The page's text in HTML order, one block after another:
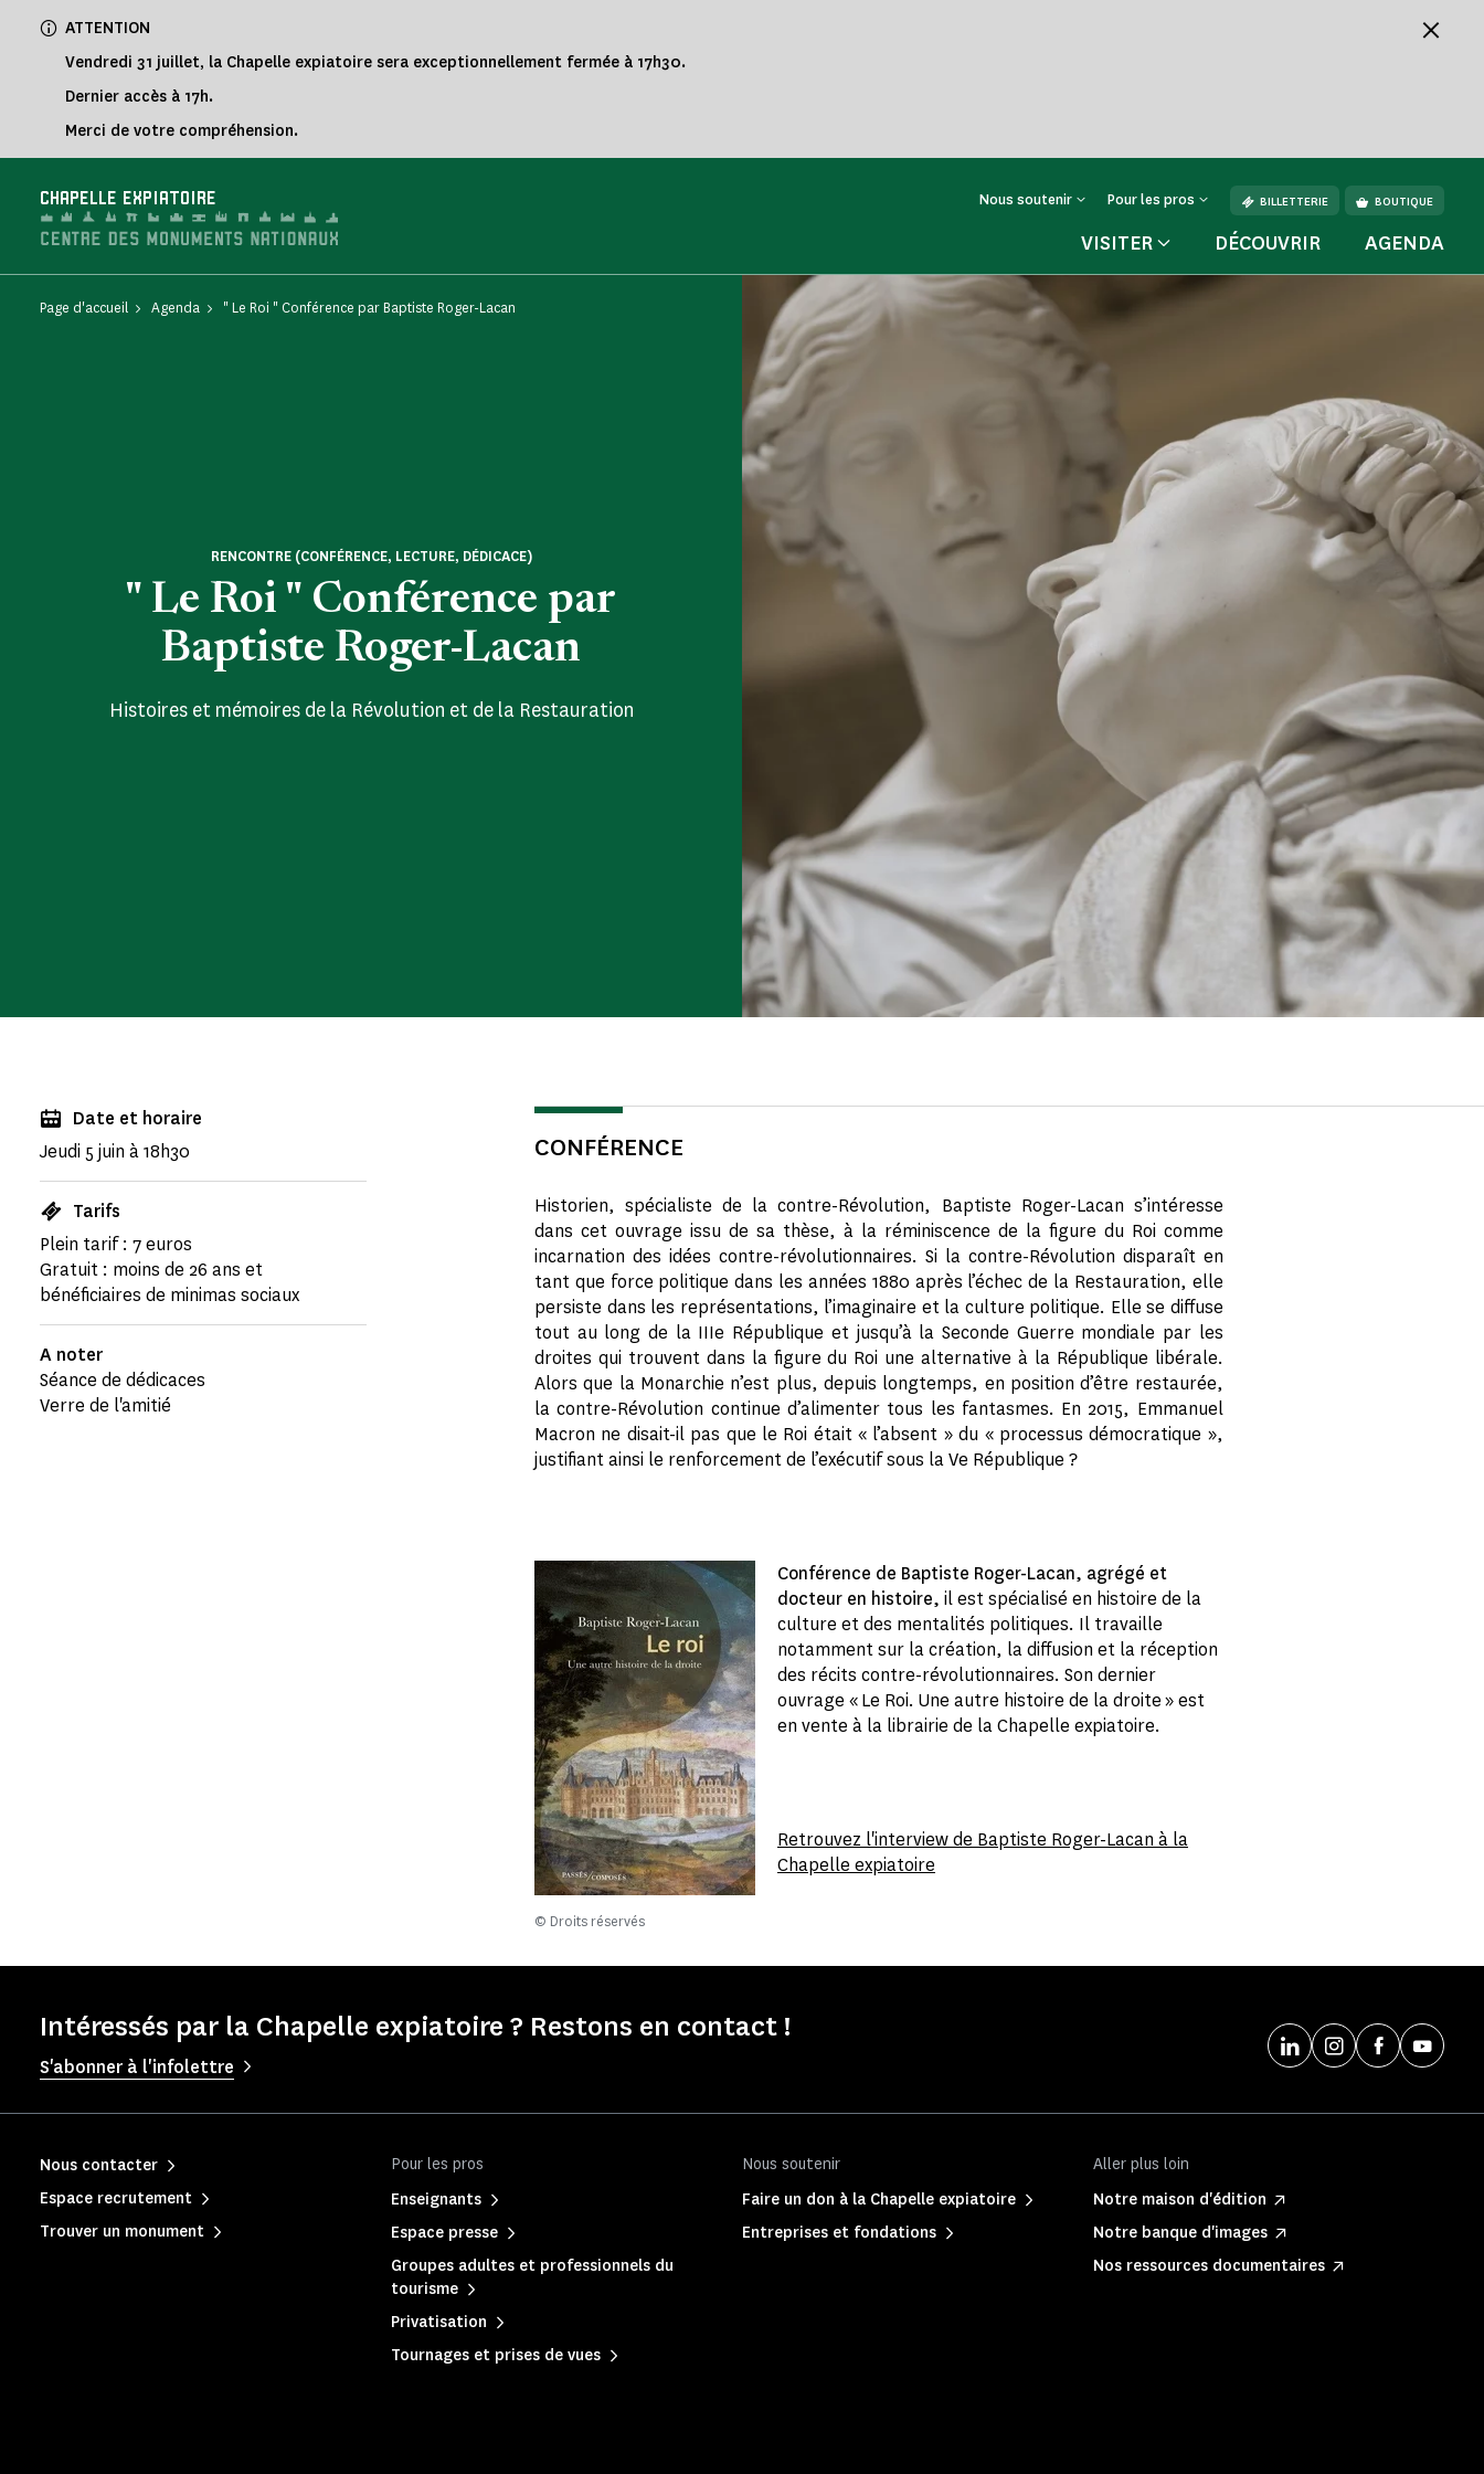
ATTENTION
Vendredi 31 juillet, la Chapelle expiatoire sera exceptionnellement fermée à 17h30.
Dernier accès à 17h.
Merci de votre compréhension.
CHAPELLE EXPIATOIRE Nous soutenir Pour les pros BILLETTERIE BOUTIQUE
VISITER DÉCOUVRIR AGENDA
Page d'accueil Agenda " Le Roi " Conférence par Baptiste Roger-Lacan
" Le Roi " Conférence par
Baptiste Roger-Lacan
RENCONTRE (CONFÉRENCE, LECTURE, DÉDICACE)
Histoires et mémoires de la Révolution et de la Restauration
Date et horaire
Jeudi 5 juin à 18h30
Tarifs
Plein tarif : 7 euros
Gratuit : moins de 26 ans et
bénéficiaires de minimas sociaux
A noter
Séance de dédicaces
Verre de l'amitié
CONFÉRENCE
Historien, spécialiste de la contre-Révolution, Baptiste Roger-Lacan s’intéresse
dans cet ouvrage issu de sa thèse, à la réminiscence de la figure du Roi comme
incarnation des idées contre-révolutionnaires. Si la contre-Révolution disparaît en
tant que force politique dans les années 1880 après l’échec de la Restauration, elle
persiste dans les représentations, l’imaginaire et la culture politique. Elle se diffuse
tout au long de la IIIe République et jusqu’à la Seconde Guerre mondiale par les
droites qui trouvent dans la figure du Roi une alternative à la République libérale.
Alors que la Monarchie n’est plus, depuis longtemps, en position d’être restaurée,
la contre-Révolution continue d’alimenter tous les fantasmes. En 2015, Emmanuel
Macron ne disait-il pas que le Roi était « l’absent » du « processus démocratique »,
justifiant ainsi le renforcement de l’exécutif sous la Ve République ?
© Droits réservés
Conférence de Baptiste Roger-Lacan, agrégé et
docteur en histoire, il est spécialisé en histoire de la
culture et des mentalités politiques. Il travaille
notamment sur la création, la diffusion et la réception
des récits contre-révolutionnaires. Son dernier
ouvrage « Le Roi. Une autre histoire de la droite » est
en vente à la librairie de la Chapelle expiatoire.
Retrouvez l'interview de Baptiste Roger-Lacan à la
Chapelle expiatoire
Intéressés par la Chapelle expiatoire ? Restons en contact !
S'abonner à l'infolettre
Pour les pros
Enseignants
Espace presse
Groupes adultes et professionnels du
tourisme
Privatisation
Tournages et prises de vues
Nous soutenir
Faire un don à la Chapelle expiatoire
Entreprises et fondations
Aller plus loin
Notre maison d'édition
Notre banque d'images
Nos ressources documentaires
Nous contacter
Espace recrutement
Trouver un monument